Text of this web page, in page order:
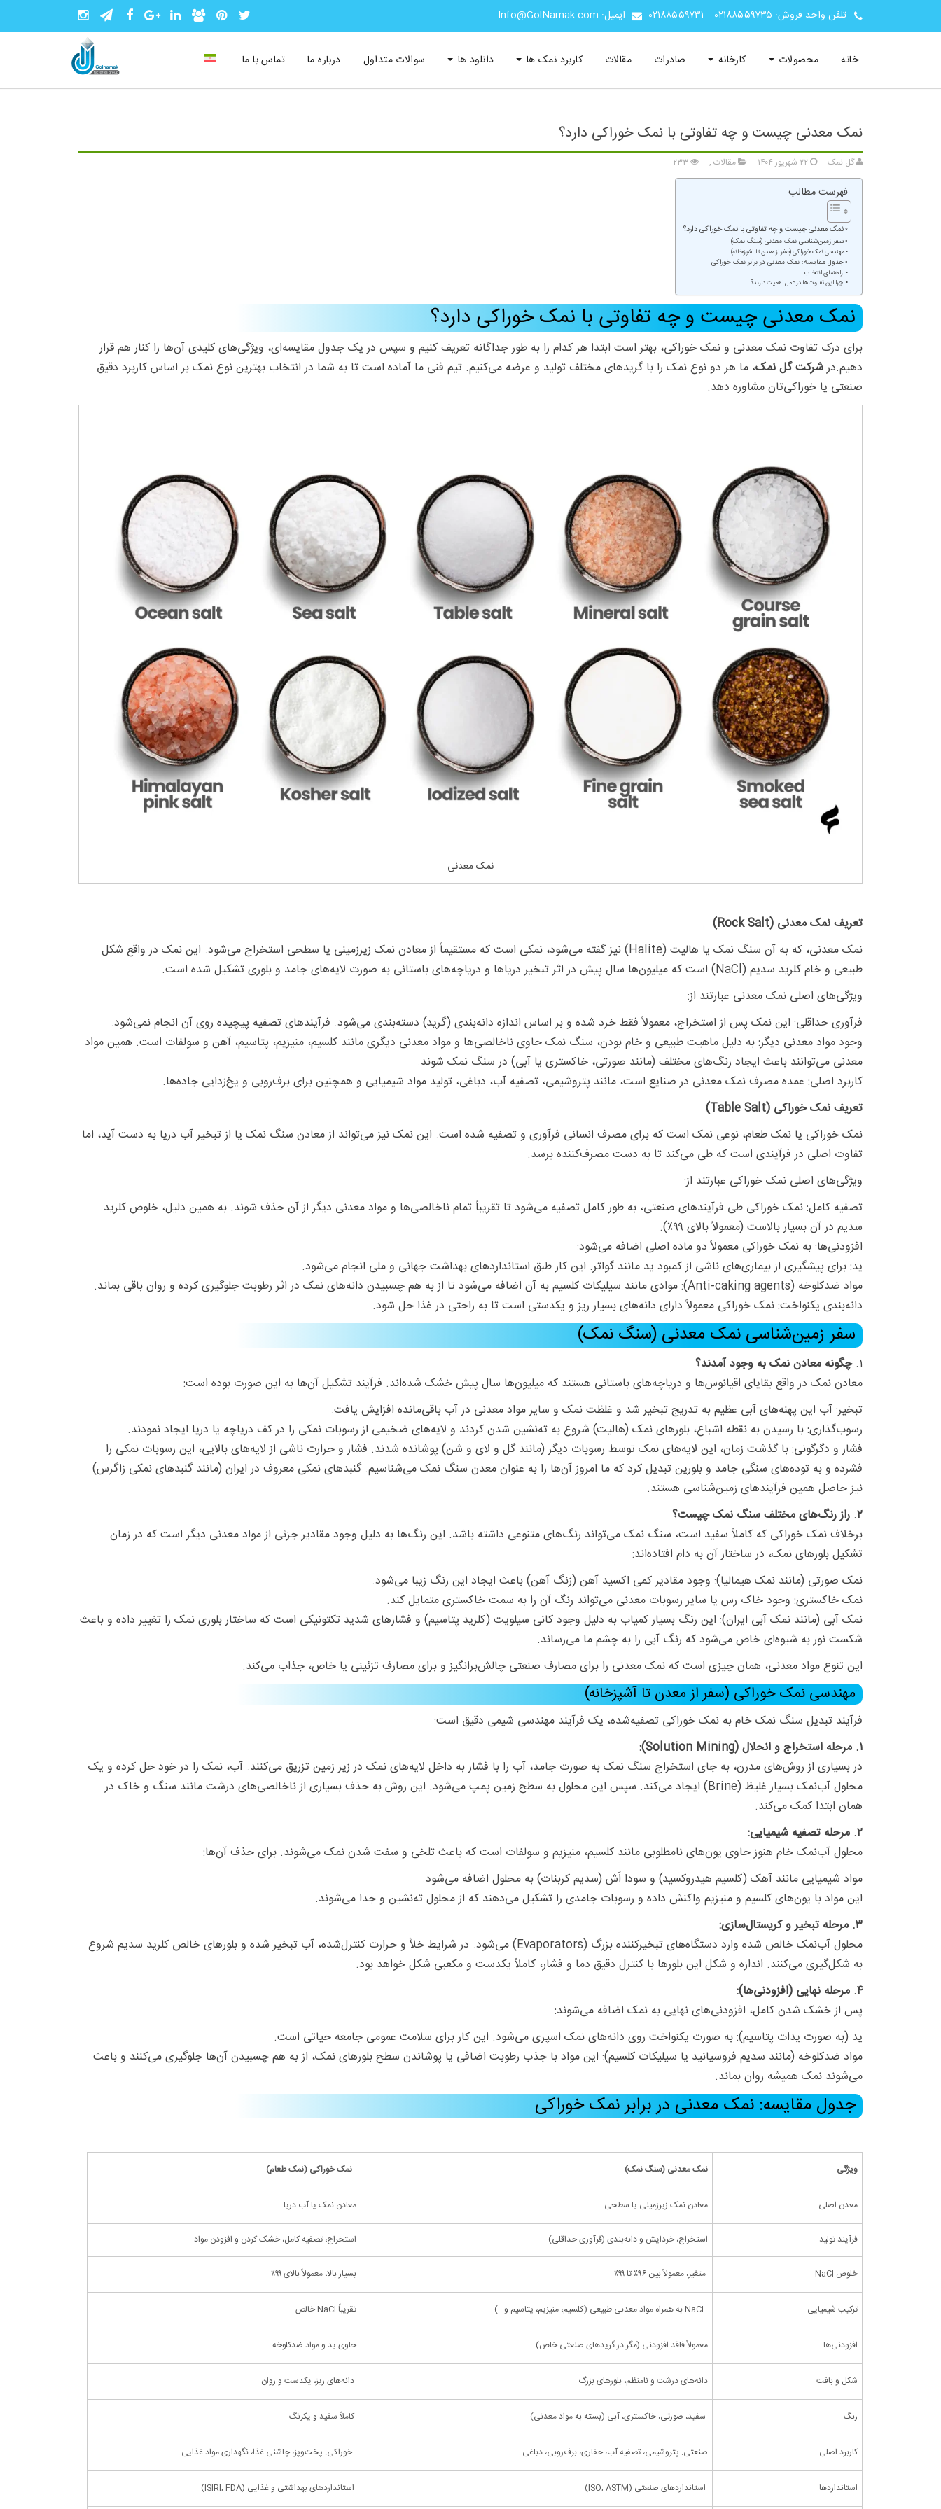
تلفن واحد فروش: ۰۲۱۸۸۵۵۹۷۳۵ – ۰۲۱۸۸۵۵۹۷۳۱ ایمیل: Info@GolNamak.com
خانه محصولات کارخانه صادرات مقالات کاربرد نمک ها دانلود ها سوالات متداول درباره ما تماس با ما
نمک معدنی چیست و چه تفاوتی با نمک خوراکی دارد؟
گل نمک مقالات ,
فهرست مطالب
نمک معدنی چیست و چه تفاوتی با نمک خوراکی دارد؟
سفر زمین‌شناسی نمک معدنی (سنگ نمک)
مهندسی نمک خوراکی (سفر از معدن تا آشپزخانه)
جدول مقایسه: نمک معدنی در برابر نمک خوراکی
راهنمای انتخاب
چرا این تفاوت‌ها در عمل اهمیت دارند؟
نمک معدنی چیست و چه تفاوتی با نمک خوراکی دارد؟
برای درک تفاوت نمک معدنی و نمک خوراکی، بهتر است ابتدا هر کدام را به طور جداگانه تعریف کنیم و سپس در یک جدول مقایسه‌ای، ویژگی‌های کلیدی آن‌ها را کنار هم قرار
دهیم.درشرکت گل نمک، ما هر دو نوع نمک را با گریدهای مختلف تولید و عرضه می‌کنیم. تیم فنی ما آماده است تا به شما در انتخاب بهترین نوع نمک بر اساس کاربرد دقیق
صنعتی یا خوراکی‌تان مشاوره دهد.
نمک معدنی
تعریف نمک معدنی (Rock Salt)
نمک معدنی، که به آن سنگ نمک یا هالیت (Halite) نیز گفته می‌شود، نمکی است که مستقیماً از معادن نمک زیرزمینی یا سطحی استخراج می‌شود. این نمک در واقع شکل
طبیعی و خام کلرید سدیم (NaCl) است که میلیون‌ها سال پیش در اثر تبخیر دریاها و دریاچه‌های باستانی به صورت لایه‌های جامد و بلوری تشکیل شده است.
ویژگی‌های اصلی نمک معدنی عبارتند از:
فرآوری حداقلی: این نمک پس از استخراج، معمولاً فقط خرد شده و بر اساس اندازه دانه‌بندی (گرید) دسته‌بندی می‌شود. فرآیندهای تصفیه پیچیده روی آن انجام نمی‌شود.
وجود مواد معدنی دیگر: به دلیل ماهیت طبیعی و خام بودن، سنگ نمک حاوی ناخالصی‌ها و مواد معدنی دیگری مانند کلسیم، منیزیم، پتاسیم، آهن و سولفات است. همین مواد
معدنی می‌توانند باعث ایجاد رنگ‌های مختلف (مانند صورتی، خاکستری یا آبی) در سنگ نمک شوند.
کاربرد اصلی: عمده مصرف نمک معدنی در صنایع است، مانند پتروشیمی، تصفیه آب، دباغی، تولید مواد شیمیایی و همچنین برای برف‌روبی و یخ‌زدایی جاده‌ها.
تعریف نمک خوراکی (Table Salt)
نمک خوراکی یا نمک طعام، نوعی نمک است که برای مصرف انسانی فرآوری و تصفیه شده است. این نمک نیز می‌تواند از معادن سنگ نمک یا از تبخیر آب دریا به دست آید، اما
تفاوت اصلی در فرآیندی است که طی می‌کند تا به دست مصرف‌کننده برسد.
ویژگی‌های اصلی نمک خوراکی عبارتند از:
تصفیه کامل: نمک خوراکی طی فرآیندهای صنعتی، به طور کامل تصفیه می‌شود تا تقریباً تمام ناخالصی‌ها و مواد معدنی دیگر از آن حذف شوند. به همین دلیل، خلوص کلرید
سدیم در آن بسیار بالاست (معمولاً بالای ۹۹٪).
افزودنی‌ها: به نمک خوراکی معمولاً دو ماده اصلی اضافه می‌شود:
ید: برای پیشگیری از بیماری‌های ناشی از کمبود ید مانند گواتر. این کار طبق استانداردهای بهداشت جهانی و ملی انجام می‌شود.
مواد ضدکلوخه (Anti-caking agents): موادی مانند سیلیکات کلسیم به آن اضافه می‌شود تا از به هم چسبیدن دانه‌های نمک در اثر رطوبت جلوگیری کرده و روان باقی بماند.
دانه‌بندی یکنواخت: نمک خوراکی معمولاً دارای دانه‌های بسیار ریز و یکدستی است تا به راحتی در غذا حل شود.
سفر زمین‌شناسی نمک معدنی (سنگ نمک)
۱. چگونه معادن نمک به وجود آمدند؟
معادن نمک در واقع بقایای اقیانوس‌ها و دریاچه‌های باستانی هستند که میلیون‌ها سال پیش خشک شده‌اند. فرآیند تشکیل آن‌ها به این صورت بوده است:
تبخیر: آب این پهنه‌های آبی عظیم به تدریج تبخیر شد و غلظت نمک و سایر مواد معدنی در آب باقی‌مانده افزایش یافت.
رسوب‌گذاری: با رسیدن به نقطه اشباع، بلورهای نمک (هالیت) شروع به ته‌نشین شدن کردند و لایه‌های ضخیمی از رسوبات نمکی را در کف دریاچه یا دریا ایجاد نمودند.
فشار و دگرگونی: با گذشت زمان، این لایه‌های نمک توسط رسوبات دیگر (مانند گل و لای و شن) پوشانده شدند. فشار و حرارت ناشی از لایه‌های بالایی، این رسوبات نمکی را
فشرده و به توده‌های سنگی جامد و بلورین تبدیل کرد که ما امروز آن‌ها را به عنوان معدن سنگ نمک می‌شناسیم. گنبدهای نمکی معروف در ایران (مانند گنبدهای نمکی زاگرس)
نیز حاصل همین فرآیندهای زمین‌شناسی هستند.
۲. راز رنگ‌های مختلف سنگ نمک چیست؟
برخلاف نمک خوراکی که کاملاً سفید است، سنگ نمک می‌تواند رنگ‌های متنوعی داشته باشد. این رنگ‌ها به دلیل وجود مقادیر جزئی از مواد معدنی دیگر است که در زمان
تشکیل بلورهای نمک، در ساختار آن به دام افتاده‌اند:
نمک صورتی (مانند نمک هیمالیا): وجود مقادیر کمی اکسید آهن (زنگ آهن) باعث ایجاد این رنگ زیبا می‌شود.
نمک خاکستری: وجود خاک رس یا سایر رسوبات معدنی می‌تواند رنگ آن را به سمت خاکستری متمایل کند.
نمک آبی (مانند نمک آبی ایران): این رنگ بسیار کمیاب به دلیل وجود کانی سیلویت (کلرید پتاسیم) و فشارهای شدید تکتونیکی است که ساختار بلوری نمک را تغییر داده و باعث
شکست نور به شیوه‌ای خاص می‌شود که رنگ آبی را به چشم ما می‌رساند.
این تنوع مواد معدنی، همان چیزی است که نمک معدنی را برای مصارف صنعتی چالش‌برانگیز و برای مصارف تزئینی یا خاص، جذاب می‌کند.
مهندسی نمک خوراکی (سفر از معدن تا آشپزخانه)
فرآیند تبدیل سنگ نمک خام به نمک خوراکی تصفیه‌شده، یک فرآیند مهندسی شیمی دقیق است:
۱. مرحله استخراج و انحلال (Solution Mining):
در بسیاری از روش‌های مدرن، به جای استخراج سنگ نمک به صورت جامد، آب را با فشار به داخل لایه‌های نمک در زیر زمین تزریق می‌کنند. آب، نمک را در خود حل کرده و یک
محلول آب‌نمک بسیار غلیظ (Brine) ایجاد می‌کند. سپس این محلول به سطح زمین پمپ می‌شود. این روش به حذف بسیاری از ناخالصی‌های درشت مانند سنگ و خاک در
همان ابتدا کمک می‌کند.
۲. مرحله تصفیه شیمیایی:
محلول آب‌نمک خام هنوز حاوی یون‌های نامطلوبی مانند کلسیم، منیزیم و سولفات است که باعث تلخی و سفت شدن نمک می‌شوند. برای حذف آن‌ها:
مواد شیمیایی مانند آهک (کلسیم هیدروکسید) و سودا اَش (سدیم کربنات) به محلول اضافه می‌شود.
این مواد با یون‌های کلسیم و منیزیم واکنش داده و رسوبات جامدی را تشکیل می‌دهند که از محلول ته‌نشین و جدا می‌شوند.
۳. مرحله تبخیر و کریستال‌سازی:
محلول آب‌نمک خالص شده وارد دستگاه‌های تبخیرکننده بزرگ (Evaporators) می‌شود. در شرایط خلأ و حرارت کنترل‌شده، آب تبخیر شده و بلورهای خالص کلرید سدیم شروع
به شکل‌گیری می‌کنند. اندازه و شکل این بلورها با کنترل دقیق دما و فشار، کاملاً یکدست و مکعبی شکل خواهد بود.
۴. مرحله نهایی (افزودنی‌ها):
پس از خشک شدن کامل، افزودنی‌های نهایی به نمک اضافه می‌شوند:
ید (به صورت یدات پتاسیم): به صورت یکنواخت روی دانه‌های نمک اسپری می‌شود. این کار برای سلامت عمومی جامعه حیاتی است.
مواد ضدکلوخه (مانند سدیم فروسیانید یا سیلیکات کلسیم): این مواد با جذب رطوبت اضافی یا پوشاندن سطح بلورهای نمک، از به هم چسبیدن آن‌ها جلوگیری می‌کنند و باعث
می‌شوند نمک همیشه روان بماند.
جدول مقایسه: نمک معدنی در برابر نمک خوراکی
ویژگی نمک معدنی (سنگ نمک) نمک خوراکی (نمک طعام)
معدن اصلی معادن نمک زیرزمینی یا سطحی معادن نمک یا آب دریا
فرآیند تولید استخراج، خردایش و دانه‌بندی (فرآوری حداقلی) استخراج، تصفیه کامل، خشک کردن و افزودن مواد
خلوص NaCl متغیر، معمولاً بین ۹۶٪ تا ۹۹٪ بسیار بالا، معمولاً بالای ۹۹٪
ترکیب شیمیایی تقریباً NaCl خالص
افزودنی‌ها معمولاً فاقد افزودنی (مگر در گریدهای صنعتی خاص) حاوی ید و مواد ضدکلوخه
شکل و بافت دانه‌های درشت و نامنظم، بلورهای بزرگ دانه‌های ریز، یکدست و روان
رنگ سفید، صورتی، خاکستری، آبی (بسته به مواد معدنی) کاملاً سفید و یکرنگ
کاربرد اصلی صنعتی: پتروشیمی، تصفیه آب، حفاری، برف‌روبی، دباغی خوراکی: پخت‌وپز، چاشنی غذا، نگهداری مواد غذایی
استانداردها استانداردهای صنعتی (ISO, ASTM) استانداردهای بهداشتی و غذایی (ISIRI, FDA)